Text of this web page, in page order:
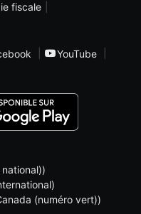
fiscale
YouTube
(numéro vert))